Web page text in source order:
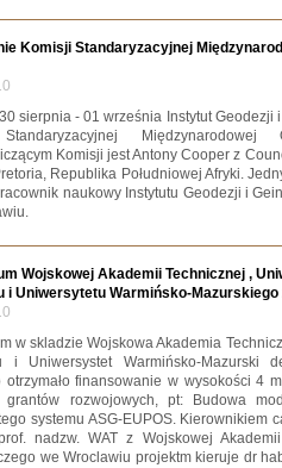
Komisji Standaryzacyjnej
sierpnia - 01 września Instytut Geodezji
Międzynarodowej
Komisji jest Antony Cooper z
Republika Południowej Afryki.
naukowy Instytutu Geodezji i
Wojskowej Akademii Technicznej ,
i Uniwersytetu Warmińsko-Mazurskiego
w skladzie Wojskowa Akademia
i Uniwersystet Warmińsko-Mazurski
otrzymało finansowanie w wysokości 4
grantów rozwojowych, pt: Budowa
systemu ASG-EUPOS. Kierownikiem
nadzw. WAT z Wojskowej
we Wroclawiu projektm kieruje dr